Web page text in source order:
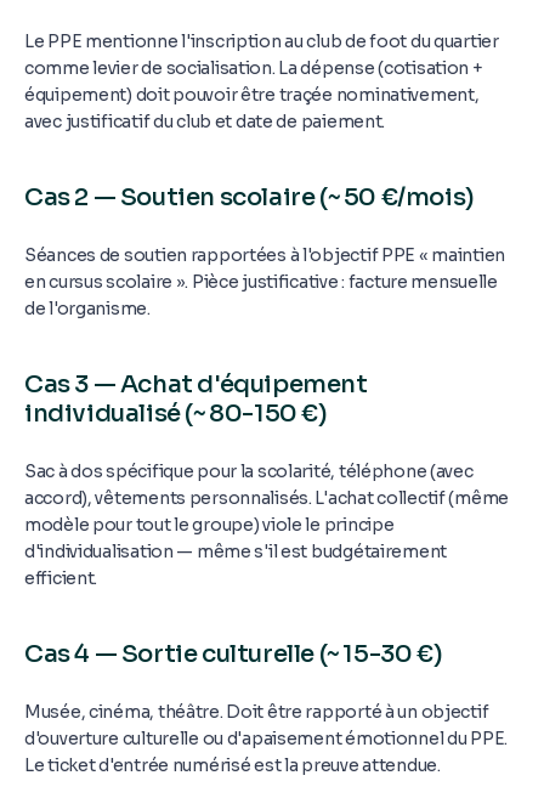
Le PPE mentionne l'inscription au club de foot du quartier
comme levier de socialisation. La dépense (cotisation +
équipement) doit pouvoir être traçée nominativement,
avec justificatif du club et date de paiement.
Cas 2 — Soutien scolaire (~ 50 €/mois)
Séances de soutien rapportées à l'objectif PPE « maintien
en cursus scolaire ». Pièce justificative : facture mensuelle
de l'organisme.
Cas 3 — Achat d'équipement
individualisé (~ 80-150 €)
Sac à dos spécifique pour la scolarité, téléphone (avec
accord), vêtements personnalisés. L'achat collectif (même
modèle pour tout le groupe) viole le principe
d'individualisation — même s'il est budgétairement
efficient.
Cas 4 — Sortie culturelle (~ 15-30 €)
Musée, cinéma, théâtre. Doit être rapporté à un objectif
d'ouverture culturelle ou d'apaisement émotionnel du PPE.
Le ticket d'entrée numérisé est la preuve attendue.